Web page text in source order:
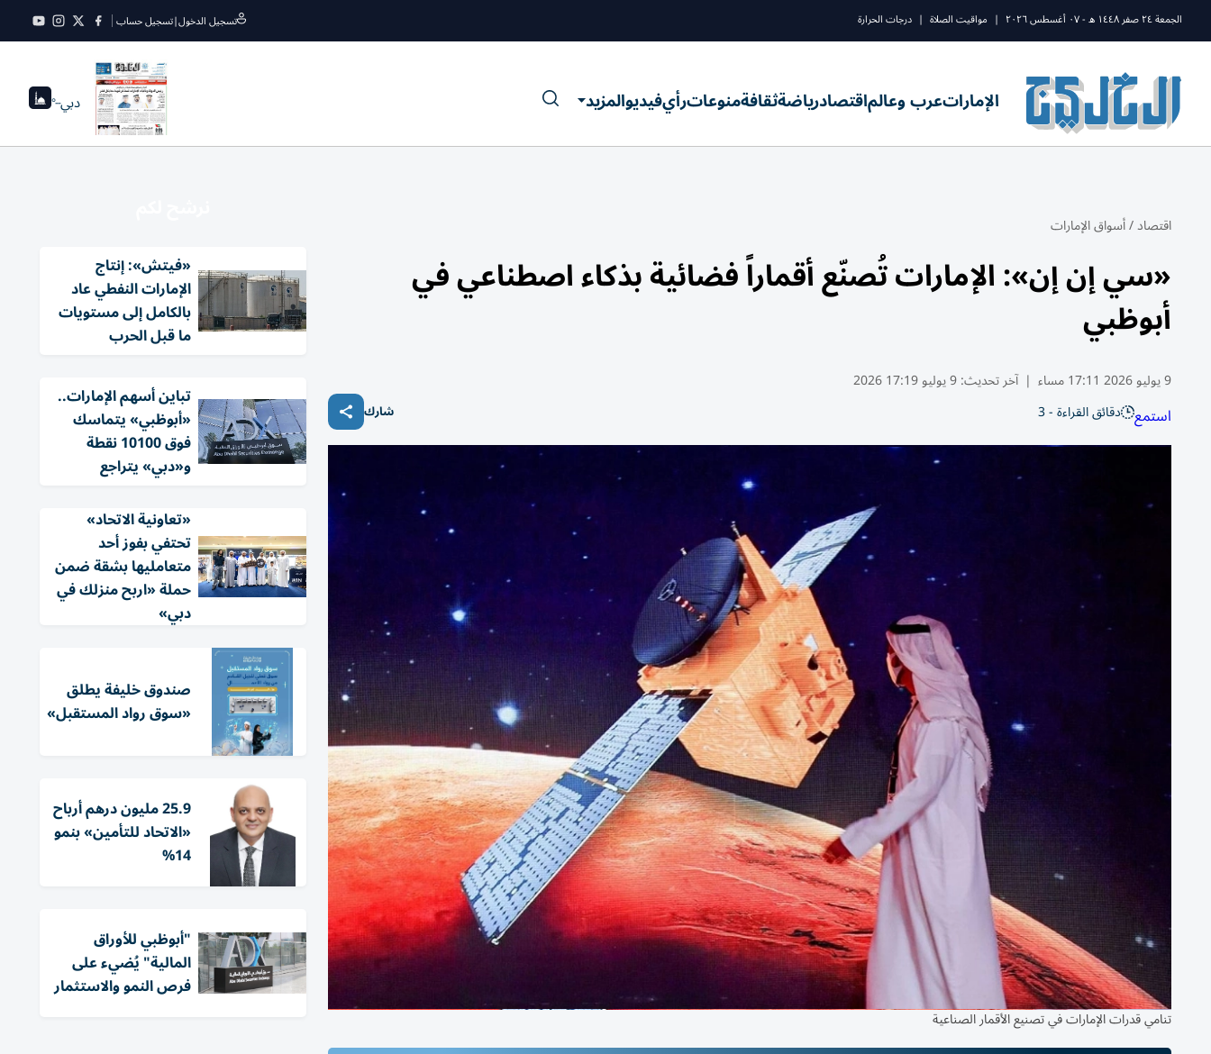
الجمعة ٢٤ صفر ١٤٤٨ ه - ٠٧ أغسطس ٢٠٢٦ | مواقيت الصلاة | درجات الحرارة تسجيل الدخول|تسجيل حساب
الإماراتعرب وعالماقتصادرياضةثقافةمنوعاترأيفيديوالمزيد دبي--°
اقتصاد/أسواق الإمارات
«سي إن إن»: الإمارات تُصنّع أقماراً فضائية بذكاء اصطناعي في
أبوظبي
9 يوليو 2026 17:11 مساء | آخر تحديث:9 يوليو 17:19 2026
استمع دقائق القراءة - 3 شارك
تنامي قدرات الإمارات في تصنيع الأقمار الصناعية
«فيتش»: إنتاج
الإمارات النفطي عاد
بالكامل إلى مستويات
ما قبل الحرب
تباين أسهم الإمارات..
«أبوظبي» يتماسك
فوق 10100 نقطة
و«دبي» يتراجع
«تعاونية الاتحاد»
تحتفي بفوز أحد
متعامليها بشقة ضمن
حملة «اربح منزلك في
دبي»
صندوق خليفة يطلق
«سوق رواد المستقبل»
25.9 مليون درهم أرباح
«الاتحاد للتأمين» بنمو
14%
"أبوظبي للأوراق
المالية" يُضيء على
فرص النمو والاستثمار